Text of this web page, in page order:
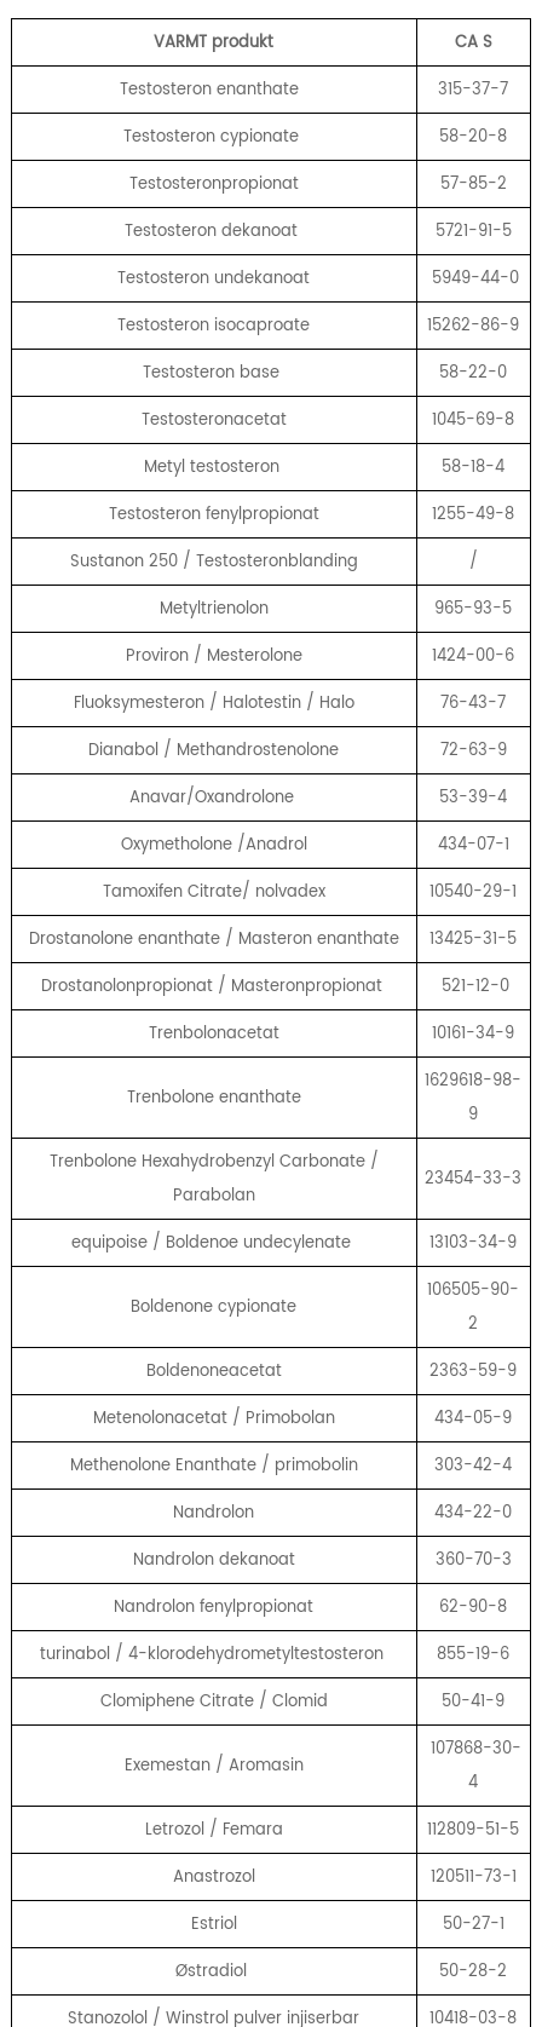
VARMT produkt CAS
Testosteron enanthate
315-37-7
Testosteron cypionate
58-20-8
Testosteronpropionat
57-85-2
Testosteron dekanoat
5721-91-5
Testosteron undekanoat
5949-44-0
Testosteron isocaproate
15262-86-9
Testosteron base
58-22-0
Testosteronacetat
1045-69-8
Metyl testosteron
58-18-4
Testosteron fenylpropionat
1255-49-8
Sustanon 250 / Testosteronblanding
/
Metyltrienolon
965-93-5
Proviron / Mesterolone
1424-00-6
Fluoksymesteron / Halotestin / Halo
76-43-7
Dianabol / Methandrostenolone
72-63-9
Anavar/Oxandrolone
53-39-4
Oxymetholone /Anadrol
434-07-1
Tamoxifen Citrate/ nolvadex
10540-29-1
Drostanolone enanthate / Masteron enanthate
13425-31-5
Drostanolonpropionat / Masteronpropionat
521-12-0
Trenbolonacetat
10161-34-9
Trenbolone enanthate
1629618-98-
9
Trenbolone Hexahydrobenzyl Carbonate /
Parabolan
23454-33-3
equipoise / Boldenoe undecylenate 13103-34-9
Boldenone cypionate
106505-90-
2
Boldenoneacetat
2363-59-9
Metenolonacetat / Primobolan
434-05-9
Methenolone Enanthate / primobolin
303-42-4
Nandrolon
434-22-0
Nandrolon dekanoat
360-70-3
Nandrolon fenylpropionat
62-90-8
turinabol / 4-klorodehydrometyltestosteron
855-19-6
Clomiphene Citrate / Clomid
50-41-9
Exemestan / Aromasin
107868-30-
4
Letrozol / Femara
112809-51-5
Anastrozol
120511-73-1
Estriol
50-27-1
Østradiol
50-28-2
Stanozolol / Winstrol pulver injiserbar
10418-03-8